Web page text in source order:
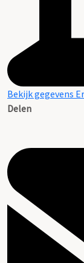
Bekijk gegevens
Delen